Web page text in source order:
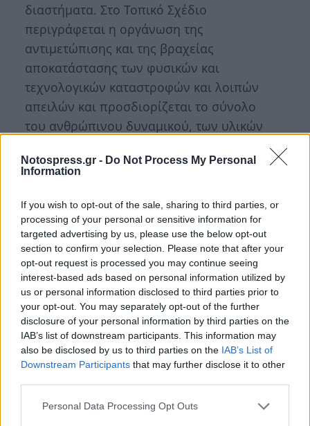
Notospress.gr - Do Not Process My Personal
Information
If you wish to opt-out of the sale, sharing to third parties, or
processing of your personal or sensitive information for
targeted advertising by us, please use the below opt-out
section to confirm your selection. Please note that after your
opt-out request is processed you may continue seeing
interest-based ads based on personal information utilized by
us or personal information disclosed to third parties prior to
your opt-out. You may separately opt-out of the further
disclosure of your personal information by third parties on the
IAB’s list of downstream participants. This information may
also be disclosed by us to third parties on the IAB’s List of
Downstream Participants that may further disclose it to other
Personal Data Processing Opt Outs
διαστήματα. Στο Τοπικό Σχέδιο
περιγράφεται η οργάνωση της
αντιμετώπισης και της βραχείας
αποκατάστασης των φυσικών και
τεχνολογικών καταστροφών και λοιπών
απειλών και προσδιορίζεται το σύνολο
του ανθρώπινου δυναμικού, των υλικών
και των μέσων πολιτικής προστασίας, που
μπορούν να διατεθούν. Το Τοπικό Σχέδιο
που έχουν εφαρμογή σε κάθε καταστροφή
και Παραρτήματα, τα οποία εξειδικεύουν
τις διατάξεις του Γενικού Μέρους για
καταστροφές που σχετίζονται με ειδικούς
κινδύνους. Το Τοπικό Σχέδιο
εναρμονίζεται με τα Γενικά Σχέδια της
Γενικής Γραμματείας Πολιτικής
Προστασίας και τις οδηγίες σχεδίασης της
Διεύθυνσης Σχεδιασμού και
Προστασίας και υποβάλλεται στην